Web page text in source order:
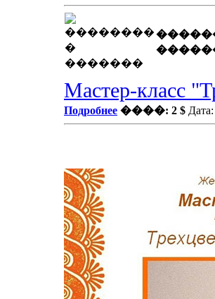
Мастер-класс
Подробнее ����: 2 $